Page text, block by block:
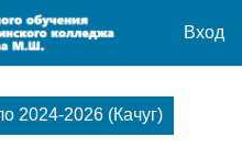
Вход
2024-2026 (Качуг)